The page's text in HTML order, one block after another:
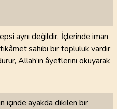
aynı değildir. İçlerinde iman
sahibi bir topluluk vardır
Allah’ın âyetlerini okuyarak
içinde ayakda dikilen bir